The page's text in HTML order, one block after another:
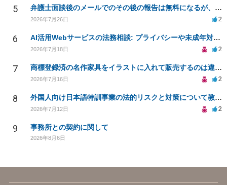
5 弁護士面談後のメールでのその後の報告は無料になるが、弁護士として興味ありますか？
2026年7月26日 2
6 AI活用Webサービスの法務相談: プライバシーや未成年対応など
2026年7月18日 2
7 商標登録済の名作家具をイラストに入れて販売するのは違法でしょうか
2026年7月16日 2
8 外国人向け日本語特訓事業の法的リスクと対策について教えてください
2026年7月12日 2
9 事務所との契約に関して
2026年8月6日